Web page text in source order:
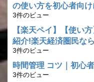
の使い方を初心者向
3件のビュー
【楽天ペイ】【使い
紹介!楽天経済圏民な
3件のビュー
時間管理 コツ｜初心
3件のビュー